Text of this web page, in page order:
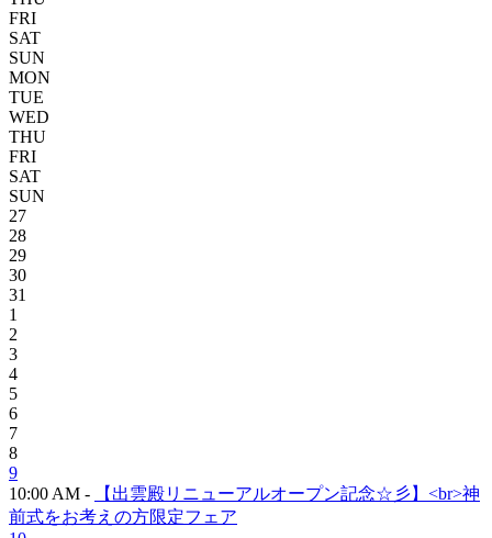
FRI
SAT
SUN
MON
TUE
WED
THU
FRI
SAT
SUN
27
28
29
30
31
1
2
3
4
5
6
7
8
9
10:00 AM -
【出雲殿リニューアルオープン記念☆彡】<br>神
前式をお考えの方限定フェア